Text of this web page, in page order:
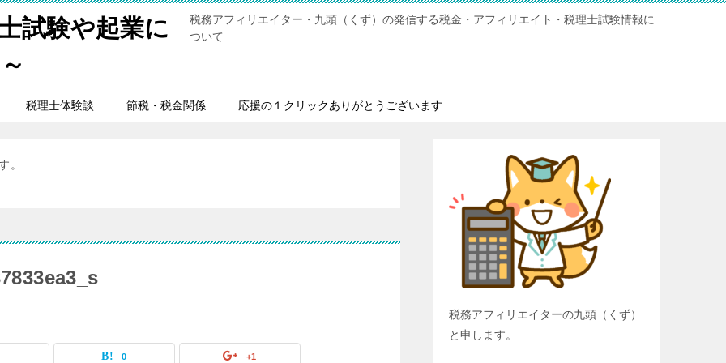
試験や起業に
税務アフィリエイター・九頭（くず）の発信する税金・アフィリエイト・税理士試験情報に
ついて
税理士体験談 節税・税金関係 応援の１クリックありがとうございます
。
0 +1
税務アフィリエイターの九頭（くず）
と申します。